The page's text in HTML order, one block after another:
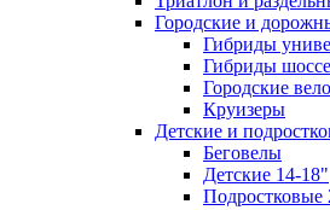
Городские и
Гибриды
Гибриды
Городские
Круизеры
Детские и
Беговелы
Детские 14-18"
Подростковые